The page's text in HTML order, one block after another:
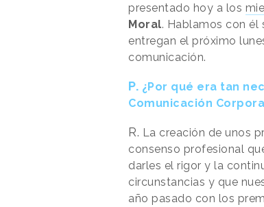
presentado hoy a los
Moral. Hablamos con él
entregan el próximo
comunicación.
P. ¿Por qué era tan
Comunicación
R. La creación de unos
consenso profesional
darles el rigor y la
circunstancias y que
año pasado con los